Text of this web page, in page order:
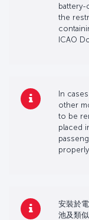
battery-
the
ICAO
In
other
to be
placed
安裝於
池及類